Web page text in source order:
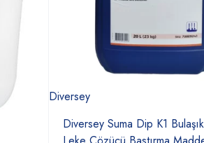
Diversey
Diversey Suma Dip K1